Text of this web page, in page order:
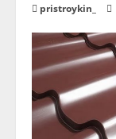
pristroykin_